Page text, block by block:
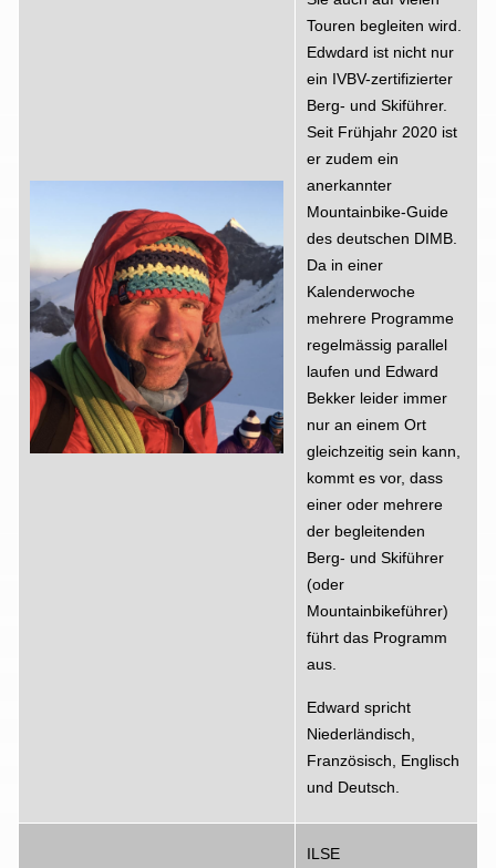
Touren begleiten wird.
Edwdard ist nicht nur
ein IVBV-zertifizierter
Berg- und Skiführer.
Seit Frühjahr 2020 ist
er zudem ein
anerkannter
Mountainbike-Guide
des deutschen DIMB.
Da in einer
Kalenderwoche
mehrere Programme
regelmässig parallel
laufen und Edward
Bekker leider immer
nur an einem Ort
gleichzeitig sein kann,
kommt es vor, dass
einer oder mehrere
der begleitenden
Berg- und Skiführer
(oder
Mountainbikeführer)
führt das Programm
aus.
Edward spricht
Niederländisch,
Französisch, Englisch
und Deutsch.
ILSE